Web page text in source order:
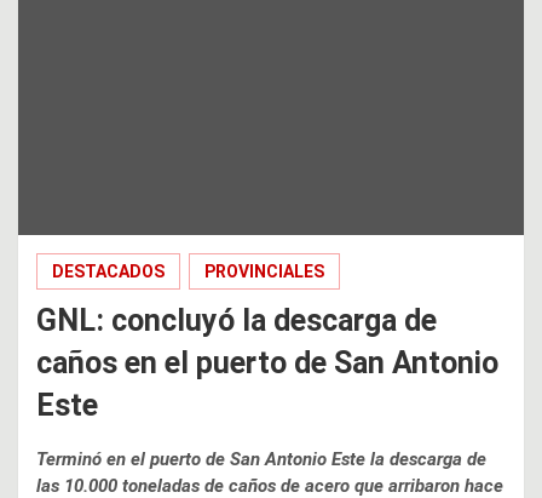
DESTACADOS PROVINCIALES
GNL: concluyó la descarga de
caños en el puerto de San Antonio
Este
Terminó en el puerto de San Antonio Este la descarga de
las 10.000 toneladas de caños de acero que arribaron hace